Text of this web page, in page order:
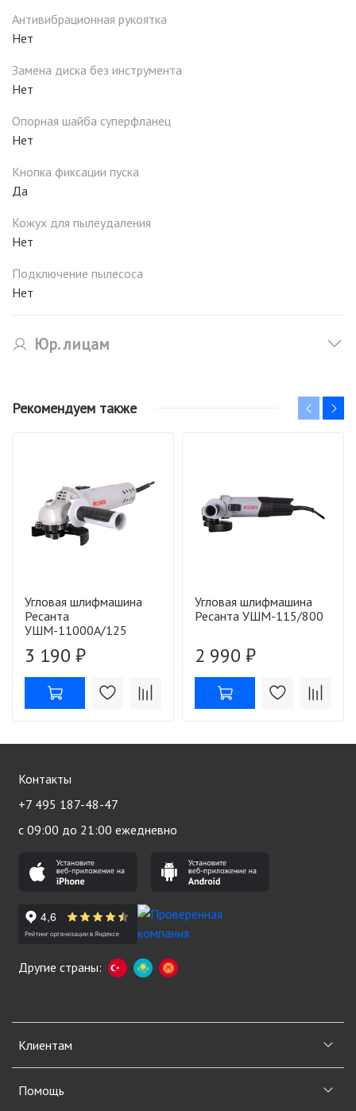
Антивибрационная рукоятка
Нет
Замена диска без инструмента
Нет
Опорная шайба суперфланец
Нет
Кнопка фиксации пуска
Да
Кожух для пылеудаления
Нет
Подключение пылесоса
Нет
Юр. лицам
Рекомендуем также
Угловая шлифмашина
Ресанта
УШМ-11000А/125
3 190 ₽
Угловая шлифмашина
Ресанта УШМ-115/800
2 990 ₽
Клиентам
Помощь
Контакты
+7 495 187-48-47
с 09:00 до 21:00 ежедневно
Другие страны: